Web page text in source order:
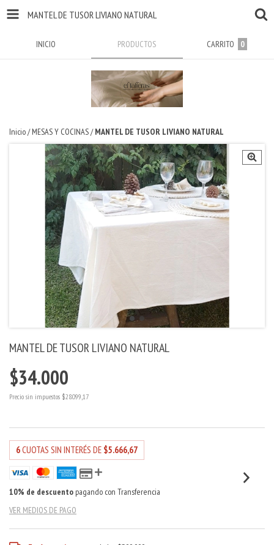
MANTEL DE TUSOR LIVIANO NATURAL
INICIO PRODUCTOS CARRITO 0
Inicio/ MESAS Y COCINAS/ MANTEL DE TUSOR LIVIANO NATURAL
MANTEL DE TUSOR LIVIANO NATURAL
$34.000
Precio sin impuestos $28.099,17
6CUOTAS SIN INTERÉS DE $5.666,67
10% de descuento pagando con Transferencia
VER MEDIOS DE PAGO